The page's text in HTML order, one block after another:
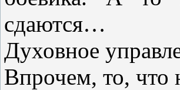
сдаются…
Духовное
Впрочем, то, что